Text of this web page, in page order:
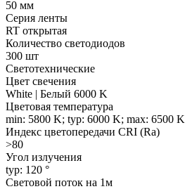
50 мм
Серия ленты
RT открытая
Количество светодиодов
300 шт
Светотехнические
Цвет свечения
White | Белый 6000 K
Цветовая температура
min: 5800 K; typ: 6000 K; max: 6500 K
Индекс цветопередачи CRI (Ra)
>80
Угол излучения
typ: 120 °
Световой поток на 1м